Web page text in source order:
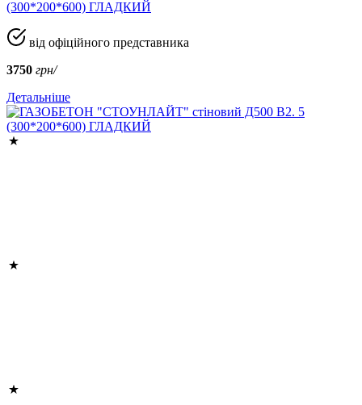
(300*200*600) ГЛАДКИЙ
від офіційного представника
3750 грн/
Детальніше